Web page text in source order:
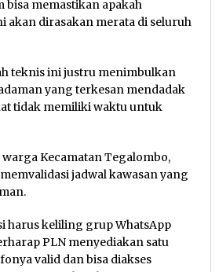
bisa memastikan apakah
akan dirasakan merata di seluruh
teknis ini justru menimbulkan
yang terkesan mendadak
tidak memiliki waktu untuk
warga Kecamatan Tegalombo,
jadwal kawasan yang
harus keliling grup WhatsApp
PLN menyediakan satu
valid dan bisa diakses